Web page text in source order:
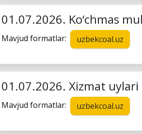
01.07.2026. Ko‘chmas
Mavjud formatlar: uzbekcoal.uz
01.07.2026. Xizmat uylari
Mavjud formatlar: uzbekcoal.uz